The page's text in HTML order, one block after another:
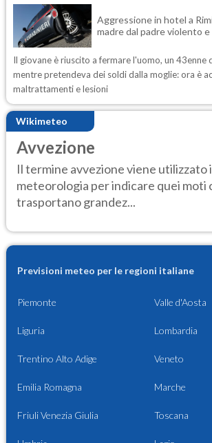
Aggressione in hotel a
madre dal padre violento
Il giovane è riuscito a fermare l'uomo, un 43enne
mentre pretendeva dei soldi dalla moglie: ora è
maltrattamenti e lesioni
Wikimeteo
Avvezione
Il termine avvezione viene utilizzato
meteorologia per indicare quei moti
trasportano grandez...
Previsioni meteo per le regioni italiane
Piemonte Valle d'Aosta
Liguria Lombardia
Trentino Alto Adige Veneto
Emilia Romagna Marche
Friuli Venezia Giulia Toscana